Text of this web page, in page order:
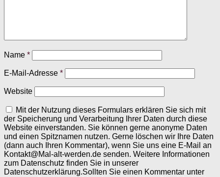
Name *
E-Mail-Adresse *
Website
Mit der Nutzung dieses Formulars erklären Sie sich mit
der Speicherung und Verarbeitung Ihrer Daten durch diese
Website einverstanden. Sie können gerne anonyme Daten
und einen Spitznamen nutzen. Gerne löschen wir Ihre Daten
(dann auch Ihren Kommentar), wenn Sie uns eine E-Mail an
Kontakt@Mal-alt-werden.de senden. Weitere Informationen
zum Datenschutz finden Sie in unserer
Datenschutzerklärung.Sollten Sie einen Kommentar unter